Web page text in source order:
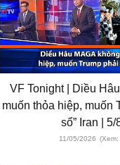
VF Tonight | Diều
muốn thỏa hiệp, muốn
sổ” Iran | 5/
11/05/2026